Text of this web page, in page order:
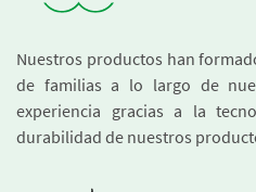
Nuestros productos han
de familias a lo largo de
experiencia gracias a la
durabilidad de nuestros